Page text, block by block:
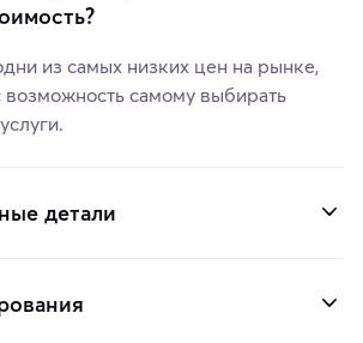
из самых низких цен на рынке,
возможность самому выбирать
детали